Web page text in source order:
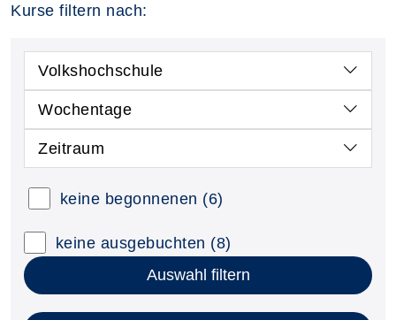
Kurse filtern nach:
Volkshochschule
Wochentage
Zeitraum
keine begonnenen (6)
keine ausgebuchten (8)
Auswahl filtern